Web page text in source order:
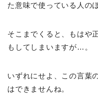
た意味で使っている人の
そこまでくると、もはや
もしてしまいますが…。
いずれにせよ、この言葉
はできませんね。